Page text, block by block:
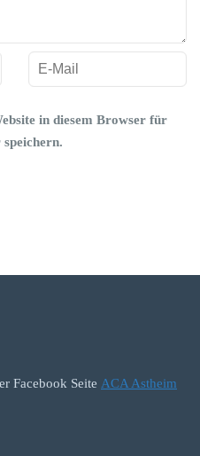
in diesem Browser für
Facebook Seite ACA Astheim